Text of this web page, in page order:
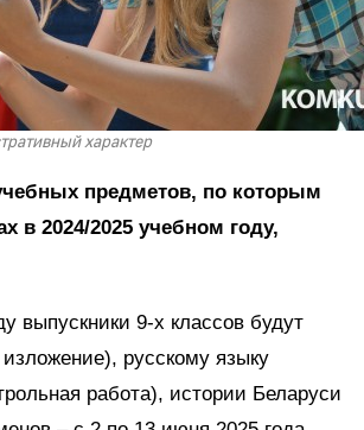
характер
предметов, по которым
в 2024/2025 учебном году,
выпускники 9-х классов будут
русскому языку
работа), истории Беларуси